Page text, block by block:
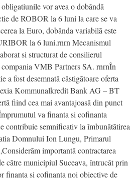
vor avea o dobândã
de ROBOR la 6 luni la care se va
la Euro, dobânda variabilã este
la 6 luni.rnrn Mecanismul
si structurat de consilierul
VMB Partners SA. rnrnÎn
a fost desemnatã câstigãtoare oferta
Kommunalkredit Bank AG – BT
fiind cea mai avantajoasã din punct
va finanta si cofinanta
contribuie semnificativ la îmbunãtãtirea
Domnului Ion Lungu, Primarul
importantã contractarea
cãtre municipiul Suceava, întrucât prin
finanta si cofinanta noi obiective de